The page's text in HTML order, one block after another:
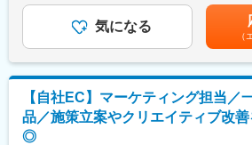
8～9割は国内での業務ですが、経験を
アやアフリカ圏などへの海外案件にも
ます。年に1,2回程度発生し、期間は1
■入社後のフォロー
入社後、約1年間はマンツーマンでOJT
立ちできるまでは5年程かかります。入
案営業を行います。
会社の方針として「サポートなくして
営業がアフターフォローまで深く関与
す。
■メイン商材
業手当＞有＜給与補足＞※上記年収条件
キルによってはこれ以上に上がる可能
月あたり5,000円／月（過去実績）■賞
円（過去実績）賃金はあくまでも目安
て上下する可能性があります。月給(月
です。
気になる
（
【自社EC】マーケティング担当／
品／施策立案やクリエイティブ改
◎